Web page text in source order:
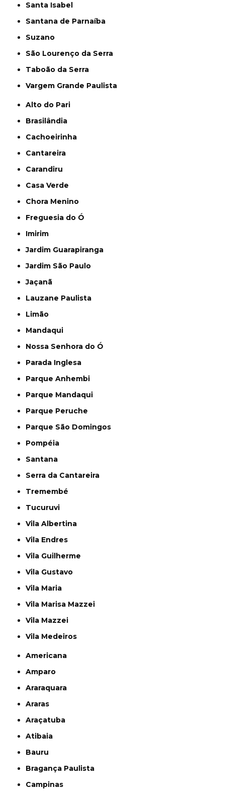
Santa Isabel
Santana de Parnaíba
Suzano
São Lourenço da Serra
Taboão da Serra
Vargem Grande Paulista
Alto do Pari
Brasilândia
Cachoeirinha
Cantareira
Carandiru
Casa Verde
Chora Menino
Freguesia do Ó
Imirim
Jardim Guarapiranga
Jardim São Paulo
Jaçanã
Lauzane Paulista
Limão
Mandaqui
Nossa Senhora do Ó
Parada Inglesa
Parque Anhembi
Parque Mandaqui
Parque Peruche
Parque São Domingos
Pompéia
Santana
Serra da Cantareira
Tremembé
Tucuruvi
Vila Albertina
Vila Endres
Vila Guilherme
Vila Gustavo
Vila Maria
Vila Marisa Mazzei
Vila Mazzei
Vila Medeiros
Americana
Amparo
Araraquara
Araras
Araçatuba
Atibaia
Bauru
Bragança Paulista
Campinas